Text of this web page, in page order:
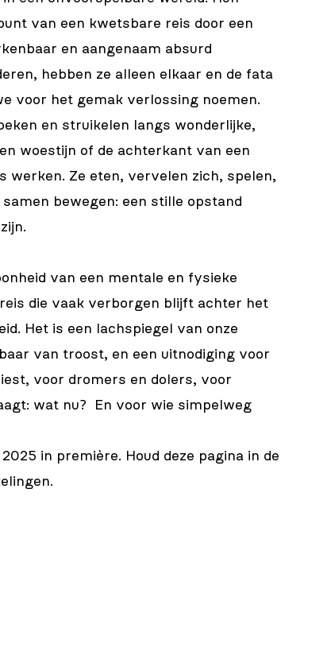
van een kwetsbare reis door een
en aangenaam absurd
hebben ze alleen elkaar en de fata
voor het gemak verlossing noemen.
en struikelen langs wonderlijke,
woestijn of de achterkant van een
werken. Ze eten, vervelen zich, spelen,
bewegen: een stille opstand
van een mentale en fysieke
die vaak verborgen blijft achter het
Het is een lachspiegel van onze
van troost, en een uitnodiging voor
voor dromers en dolers, voor
wat nu? En voor wie simpelweg
in première. Houd deze pagina in de